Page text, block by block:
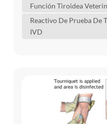
hace la tiroides? para
Función Tiroidea
Reactivo De Prueba De
IVD